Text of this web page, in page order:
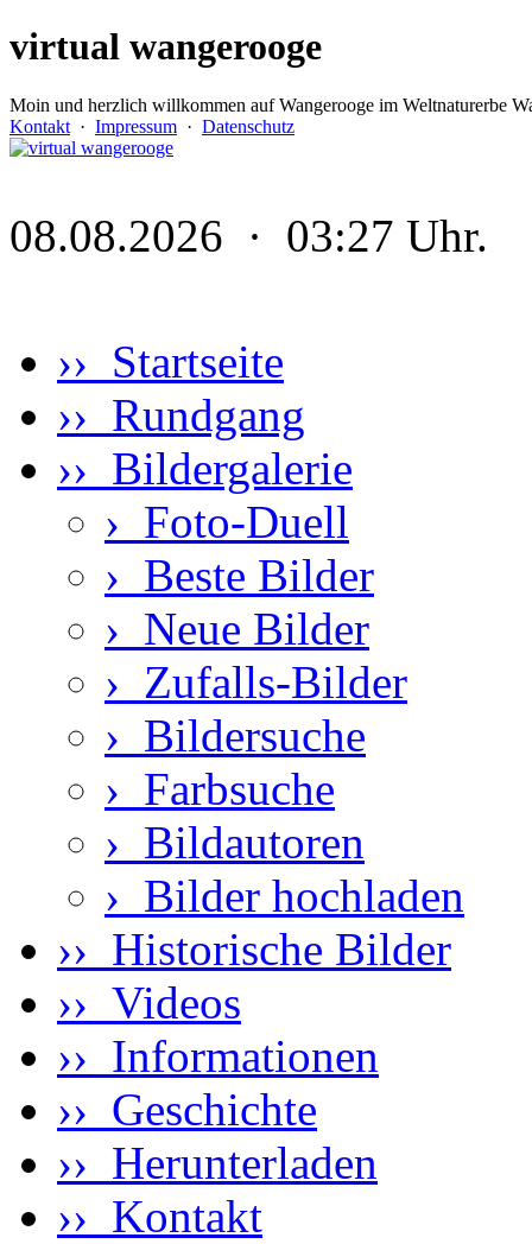
virtual wangerooge
Moin und herzlich willkommen auf Wangerooge im Weltnaturerbe
Kontakt · Impressum · Datenschutz
08.08.2026 · 03:27 Uhr.
›› Startseite
›› Rundgang
›› Bildergalerie
› Foto-Duell
› Beste Bilder
› Neue Bilder
› Zufalls-Bilder
› Bildersuche
› Farbsuche
› Bildautoren
› Bilder hochladen
›› Historische Bilder
›› Videos
›› Informationen
›› Geschichte
›› Herunterladen
›› Kontakt